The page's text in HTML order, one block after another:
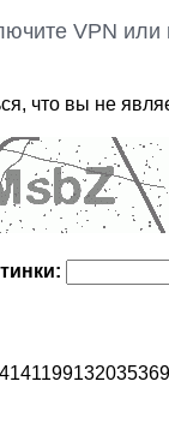
VPN
что вы не